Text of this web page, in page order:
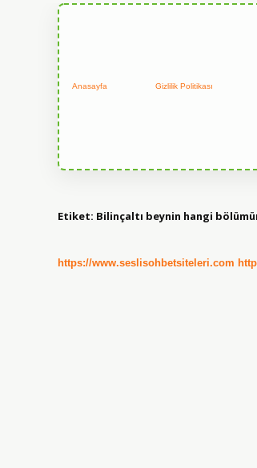
Anasayfa Gizlilik Politikası
Etiket: Bilinçaltı beynin hangi
https://www.seslisohbetsiteleri.com